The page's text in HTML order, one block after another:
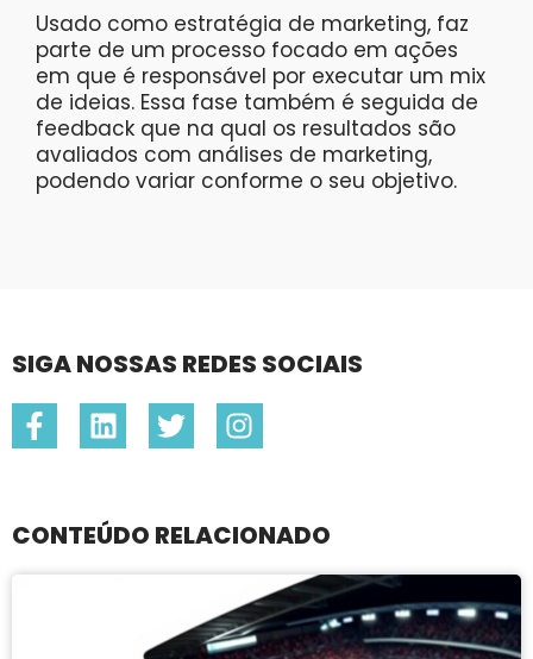
Usado como estratégia de marketing, faz
parte de um processo focado em ações
em que é responsável por executar um mix
de ideias. Essa fase também é seguida de
feedback que na qual os resultados são
avaliados com análises de marketing,
podendo variar conforme o seu objetivo.
SIGA NOSSAS REDES SOCIAIS
CONTEÚDO RELACIONADO